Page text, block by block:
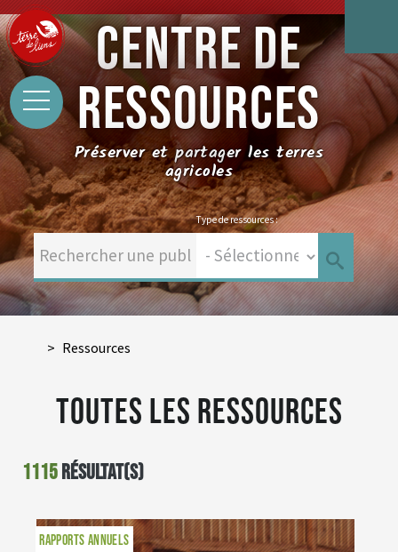
CENTRE DE
RESSOURCES
Préserver et partager les terres
agricoles
Type de ressources :
Ressources
Toutes les ressources
1115résultat(s)
RAPPORTS ANNUELS